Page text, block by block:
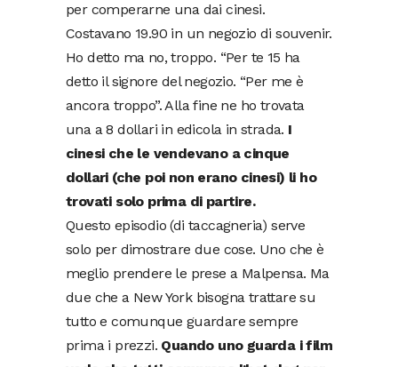
per comperarne una dai cinesi.
Costavano 19.90 in un negozio di souvenir.
Ho detto ma no, troppo. “Per te 15 ha
detto il signore del negozio. “Per me è
ancora troppo”. Alla fine ne ho trovata
una a 8 dollari in edicola in strada. I
cinesi che le vendevano a cinque
dollari (che poi non erano cinesi) li ho
trovati solo prima di partire.
Questo episodio (di taccagneria) serve
solo per dimostrare due cose. Uno che è
meglio prendere le prese a Malpensa. Ma
due che a New York bisogna trattare su
tutto e comunque guardare sempre
prima i prezzi. Quando uno guarda i film